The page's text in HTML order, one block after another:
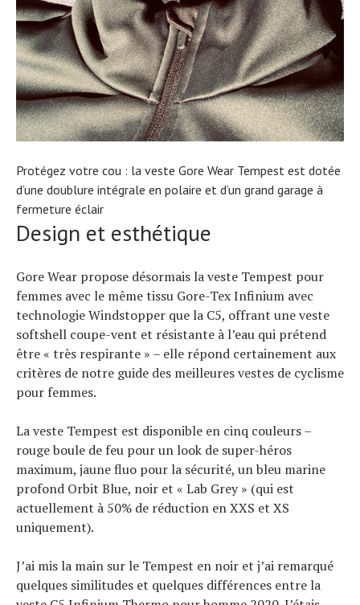
Protégez votre cou : la veste Gore Wear Tempest est dotée
d’une doublure intégrale en polaire et d’un grand garage à
fermeture éclair
Design et esthétique
Gore Wear propose désormais la veste Tempest pour
femmes avec le même tissu Gore-Tex Infinium avec
technologie Windstopper que la C5, offrant une veste
softshell coupe-vent et résistante à l’eau qui prétend
être « très respirante » – elle répond certainement aux
critères de notre guide des meilleures vestes de cyclisme
pour femmes.
La veste Tempest est disponible en cinq couleurs –
rouge boule de feu pour un look de super-héros
maximum, jaune fluo pour la sécurité, un bleu marine
profond Orbit Blue, noir et « Lab Grey » (qui est
actuellement à 50% de réduction en XXS et XS
uniquement).
J’ai mis la main sur le Tempest en noir et j’ai remarqué
quelques similitudes et quelques différences entre la
Actualités
Tests de produits
Conseils
Tendances
Tous nos articles
À propos